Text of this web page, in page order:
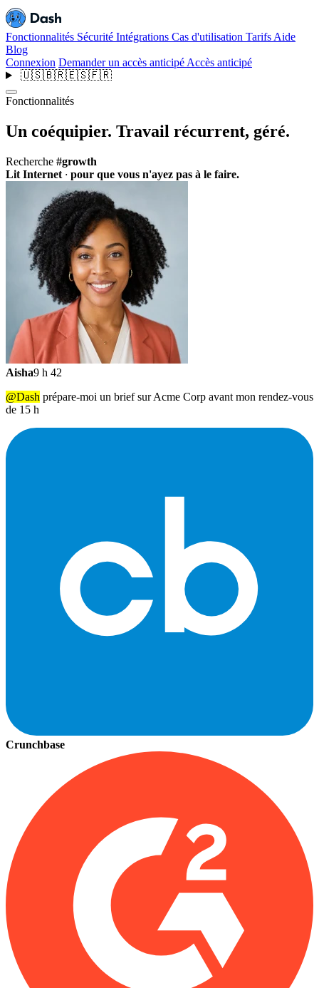
Fonctionnalités Sécurité Intégrations Cas d'utilisation Tarifs Aide
Blog
Connexion Demander un accès anticipé Accès anticipé
🇺🇸🇧🇷🇪🇸🇫🇷
Fonctionnalités
Un coéquipier. Travail récurrent, géré.
Recherche #growth
Lit Internet · pour que vous n'ayez pas à le faire.
Aisha9 h 42
@Dash prépare-moi un brief sur Acme Corp avant mon rendez-vous
de 15 h
Crunchbase